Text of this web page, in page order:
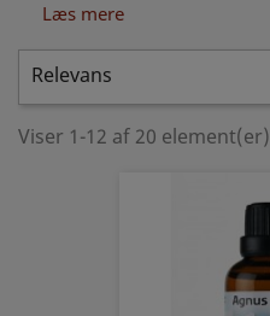
Læs mere
Relevans
Viser 1-12 af 20 element(er)